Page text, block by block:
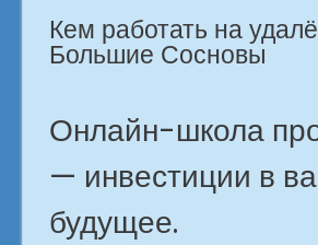
Большие
Сосновы»
Кем работать на
Большие Сосновы
Онлайн-школа
— инвестиции в
будущее.